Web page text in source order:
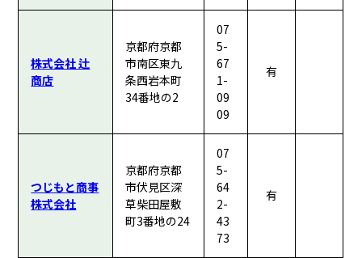
株式会社 辻
商店
京都府京都
市南区東九
条西岩本町
34番地の2
07
5-
67
1-
09
09
有
つじもと商事
株式会社
京都府京都
市伏見区深
草柴田屋敷
町3番地の24
07
5-
64
2-
43
73
有